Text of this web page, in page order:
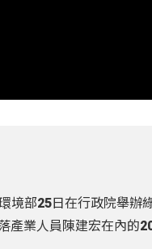
境部25日在行政院舉辦
產業人員陳建宏在內的